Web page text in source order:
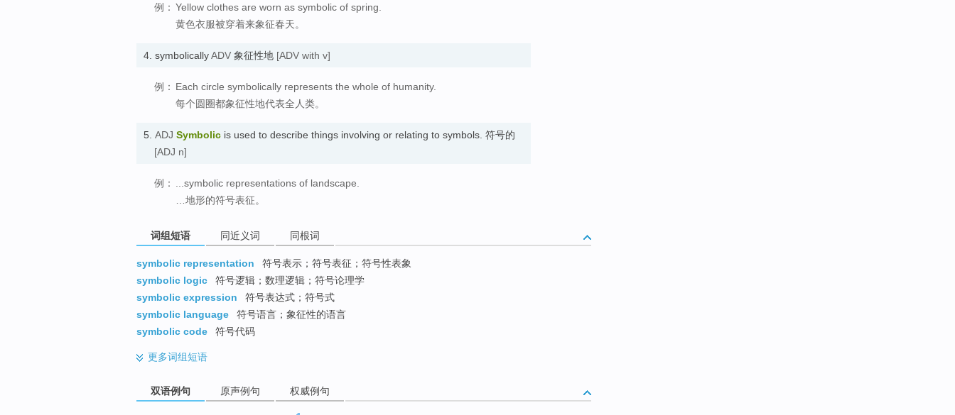
例： Yellow clothes are worn as symbolic of spring.
黄色衣服被穿着来象征春天。
4. symbolicallyADV 象征性地 [ADV with v]
例： Each circle symbolically represents the whole of humanity.
每个圆圈都象征性地代表全人类。
5. ADJ Symbolic is used to describe things involving or relating to symbols. 符号的
[ADJ n]
例：
...symbolic representations of landscape.
…地形的符号表征。
词组短语 同近义词 同根词
symbolic representation
符号表示；符号表征；符号性表象
symbolic logic
符号逻辑；数理逻辑；符号论理学
symbolic expression
符号表达式；符号式
symbolic language
符号语言；象征性的语言
symbolic code
符号代码
更多词组短语
双语例句 原声例句 权威例句